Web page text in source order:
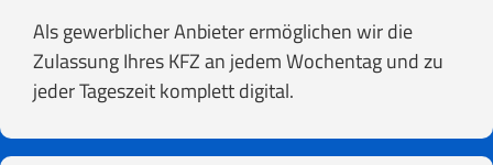
Als gewerblicher Anbieter ermöglichen wir die
Zulassung Ihres KFZ an jedem Wochentag und zu
jeder Tageszeit komplett digital.